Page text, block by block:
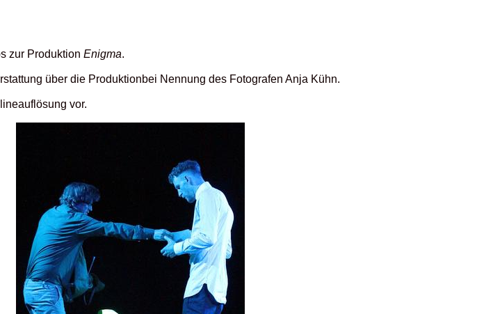
zur Produktion Enigma.
über die Produktionbei Nennung des Fotografen Anja Kühn.
vor.